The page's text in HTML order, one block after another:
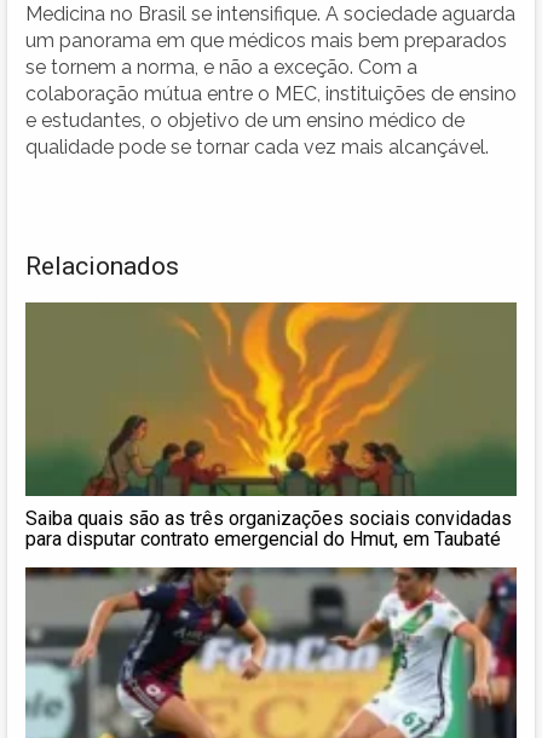
Medicina no Brasil se intensifique. A sociedade aguarda
um panorama em que médicos mais bem preparados
se tornem a norma, e não a exceção. Com a
colaboração mútua entre o MEC, instituições de ensino
e estudantes, o objetivo de um ensino médico de
qualidade pode se tornar cada vez mais alcançável.
Relacionados
Saiba quais são as três organizações sociais convidadas
para disputar contrato emergencial do Hmut, em Taubaté